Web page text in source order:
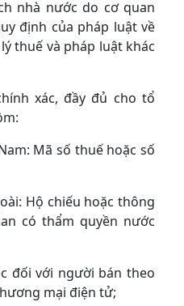
nhà nước do cơ quan
định của pháp luật về
thuế và pháp luật khác
xác, đầy đủ cho tổ
Mã số thuế hoặc số
Hộ chiếu hoặc thông
có thẩm quyền nước
đối với người bán theo
mại điện tử;